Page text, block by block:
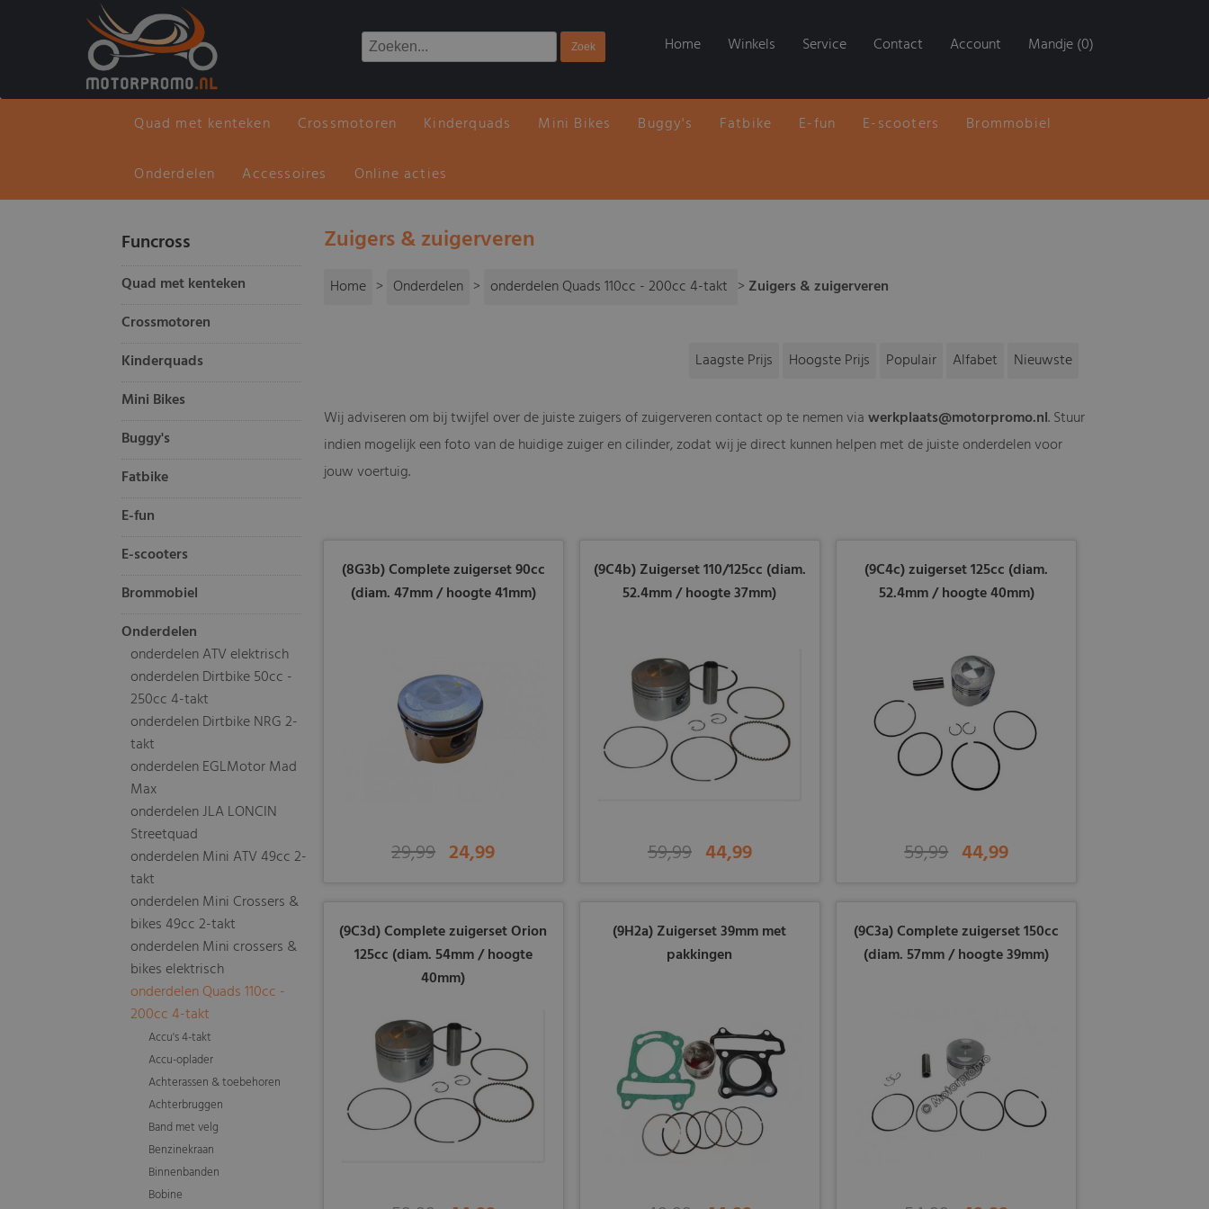
Home Winkels Service Contact Account Mandje (0)
Quad met kenteken Crossmotoren Kinderquads Mini Bikes Buggy's Fatbike E-fun E-scooters Brommobiel
Onderdelen Accessoires Online acties
Funcross
Quad met kenteken
Crossmotoren
Kinderquads
Mini Bikes
Buggy's
Fatbike
E-fun
E-scooters
Brommobiel
Onderdelen
onderdelen ATV elektrisch
onderdelen Dirtbike 50cc -
250cc 4-takt
onderdelen Dirtbike NRG 2-
takt
onderdelen EGLMotor Mad
Max
onderdelen JLA LONCIN
Streetquad
onderdelen Mini ATV 49cc 2-
takt
onderdelen Mini Crossers &
bikes 49cc 2-takt
onderdelen Mini crossers &
bikes elektrisch
onderdelen Quads 110cc -
200cc 4-takt
Accu's 4-takt
Accu-oplader
Achterassen & toebehoren
Achterbruggen
Band met velg
Benzinekraan
Binnenbanden
Bobine
Zuigers & zuigerveren
Home > Onderdelen > onderdelen Quads 110cc - 200cc 4-takt > Zuigers & zuigerveren
Laagste Prijs Hoogste Prijs Populair Alfabet Nieuwste
Wij adviseren om bij twijfel over de juiste zuigers of zuigerveren contact op te nemen viawerkplaats@motorpromo.nl. Stuur
indien mogelijk een foto van de huidige zuiger en cilinder, zodat wij je direct kunnen helpen met de juiste onderdelen voor
jouw voertuig.
(8G3b) Complete zuigerset 90cc
(diam. 47mm / hoogte 41mm)
29,99 24,99
(9C4b) Zuigerset 110/125cc (diam.
52.4mm / hoogte 37mm)
59,99 44,99
(9C4c) zuigerset 125cc (diam.
52.4mm / hoogte 40mm)
59,99 44,99
(9C3d) Complete zuigerset Orion
125cc (diam. 54mm / hoogte
40mm)
(9H2a) Zuigerset 39mm met
pakkingen
(9C3a) Complete zuigerset 150cc
(diam. 57mm / hoogte 39mm)